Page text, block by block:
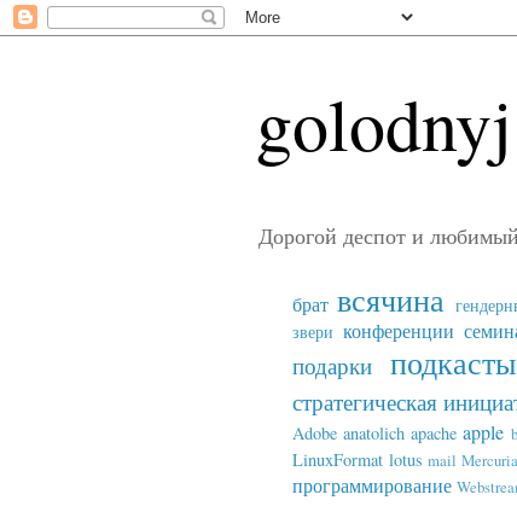
golodnyj
Дорогой деспот и
брат всячина
звери конференции
подарки подкасты
стратегическая
Adobe anatolich apache apple
LinuxFormat lotus mail
программирование